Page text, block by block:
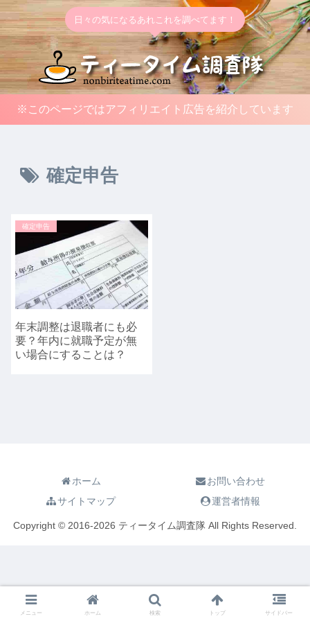
日々の気になるあれこれを調べてます！
※このページではアフィリエイト広告を紹介しています
確定申告
確定申告
年末調整は退職者にも必
要？年内に就職予定が無
い場合にすることは？
ホーム
お問い合わせ
サイトマップ
運営者情報
Copyright © 2016-2026 ティータイム調査隊 All Rights Reserved.
メニュー ホーム 検索 トップ サイドバー